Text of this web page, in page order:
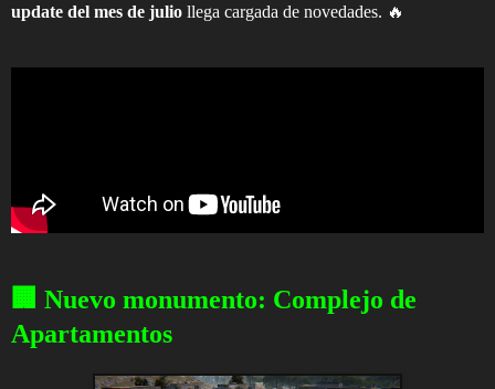
update del mes de julio llega cargada de novedades. 🔥
🏢 Nuevo monumento: Complejo de
Apartamentos